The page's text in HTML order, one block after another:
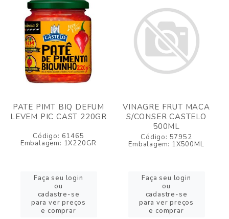
PATE PIMT BIQ DEFUM
LEVEM PIC CAST 220GR
Código: 61465
Embalagem: 1X220GR
Faça seu login
ou
cadastre-se
para ver preços
e comprar
VINAGRE FRUT MACA
S/CONSER CASTELO
500ML
Código: 57952
Embalagem: 1X500ML
Faça seu login
ou
cadastre-se
para ver preços
e comprar